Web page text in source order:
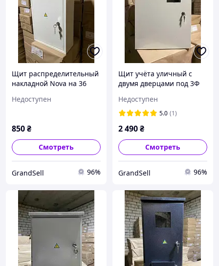
Щит распределительный
накладной Nova на 36
Недоступен
850₴
Смотреть
GrandSell 96%
Щит учёта уличный с
двумя дверцами под 3Ф
(IP65)
Недоступен
5.0 (1)
2 490₴
Смотреть
GrandSell 96%